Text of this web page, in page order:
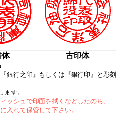
体 古印体
銀行之印』もしくは『銀行印』と彫
す。
ッシュで印面を拭くなどしたのち、
入れて保管して下さい。